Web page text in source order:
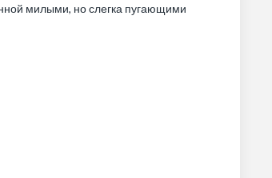
милыми, но слегка пугающими